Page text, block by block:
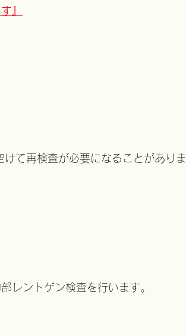
』
て再検査が必要になることがありま
レントゲン検査を行います。